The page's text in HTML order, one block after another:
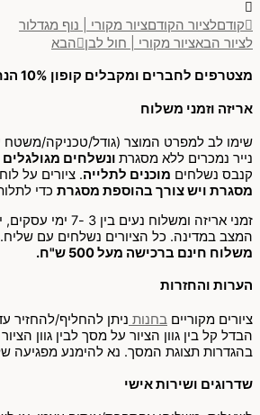
קודםלציור הקודםציור מקורי | נוף מגדלור
לציור הבאציור מקורי | חול לבן הבא
מצטרפים לחברים ומקבלים קופון 10% הנחה ברכישה ראשונה
אריזה וזמני משלוח
שימו לב למפרט המוצר (גודל/טכניקה/משטח
נייר נמכרים ללא מסגרת ונשלחים מגולגלים
קנבס נשלחים מוכנים לתלייה. ציורים על
מסגרת ויש צורך בהוספת מסגרת כדי
זמני אריזה ומשלוח
המצב במדינה. כל הציורים נשלחים עם שליח.
משלוח חינם ברכישה מעל 500 ש"ח.
הערות והחזרות
ציורים מקוריים בחנות
הבדל קל בין גוון הציור על מסך לבין גוון
בהגדרות תצוגת המסך. נא להימנע מפגיעה
שדרוגים ושירות אישי